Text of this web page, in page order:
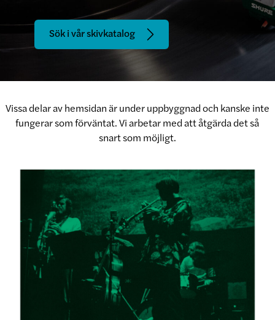
Sök i vår skivkatalog
Vissa delar av hemsidan är under uppbyggnad och kanske inte
fungerar som förväntat. Vi arbetar med att åtgärda det så
snart som möjligt.